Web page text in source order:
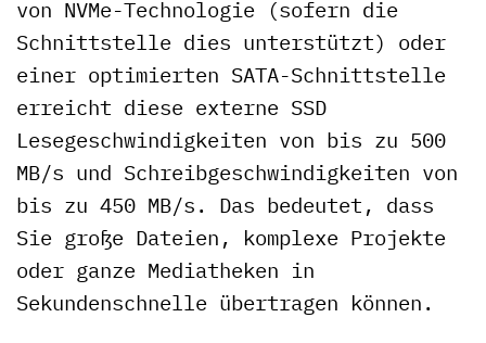
von NVMe-Technologie (sofern die
Schnittstelle dies unterstützt) oder
einer optimierten SATA-Schnittstelle
erreicht diese externe SSD
Lesegeschwindigkeiten von bis zu 500
MB/s und Schreibgeschwindigkeiten von
bis zu 450 MB/s. Das bedeutet, dass
Sie große Dateien, komplexe Projekte
oder ganze Mediatheken in
Sekundenschnelle übertragen können.